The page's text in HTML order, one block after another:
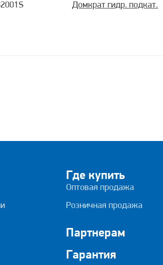
Домкрат гидр. подкат.
Где купить
Оптовая продажа
Розничная продажа
Партнерам
Гарантия